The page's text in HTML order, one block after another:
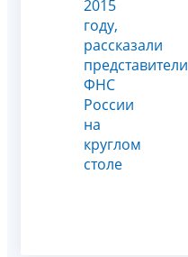
2015
году,
рассказали
представители
ФНС
России
на
круглом
столе